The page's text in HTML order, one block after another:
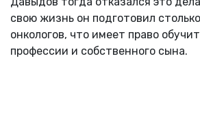
свою жизнь он подготовил
онкологов, что имеет право
профессии и собственного сына.